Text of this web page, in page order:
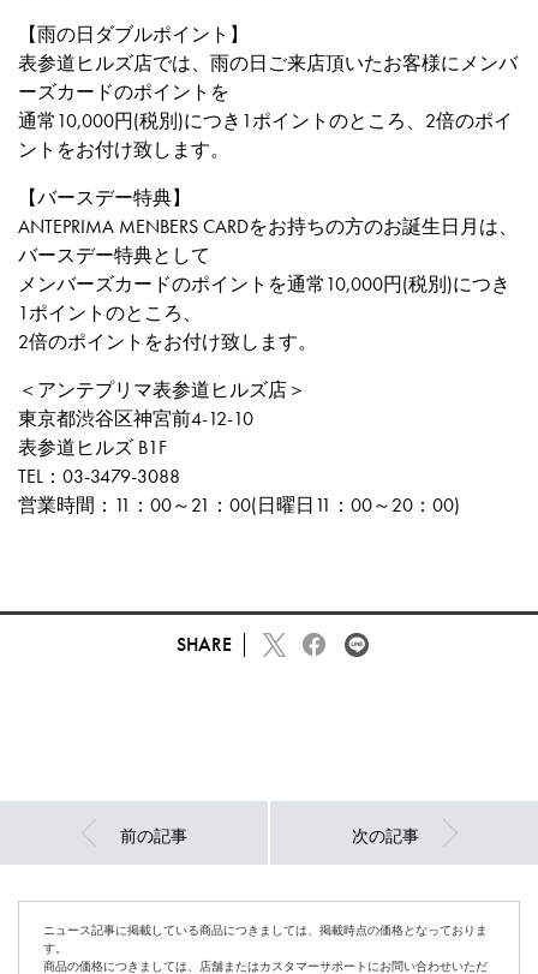
【雨の日ダブルポイント】
表参道ヒルズ店では、雨の日ご来店頂いたお客様にメンバ
ーズカードのポイントを
通常10,000円(税別)につき1ポイントのところ、2倍のポイ
ントをお付け致します。
【バースデー特典】
ANTEPRIMA MENBERS CARDをお持ちの方のお誕生日月は、
バースデー特典として
メンバーズカードのポイントを通常10,000円(税別)につき
1ポイントのところ、
2倍のポイントをお付け致します。
＜アンテプリマ表参道ヒルズ店＞
東京都渋谷区神宮前4-12-10
表参道ヒルズ B1F
TEL：03-3479-3088
営業時間：11：00～21：00(日曜日11：00～20：00)
SHARE
前の記事 次の記事
ニュース記事に掲載している商品につきましては、掲載時点の価格となっておりま
す。
商品の価格につきましては、店舗またはカスタマーサポートにお問い合わせいただ